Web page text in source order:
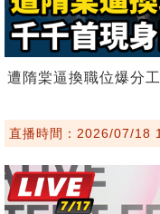
遭隋棠逼換職位爆分
直播時間：2026/07/18